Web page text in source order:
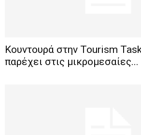
Κουντουρά στην Tourism
παρέχει στις μικρομεσαίες...